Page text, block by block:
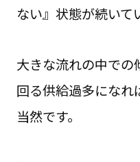
ない』状態が続いて
大きな流れの中での
回る供給過多になれ
当然です。